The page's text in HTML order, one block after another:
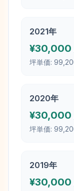
2021年
¥30,000
坪単価:
2020年
¥30,000
坪単価:
2019年
¥30,000